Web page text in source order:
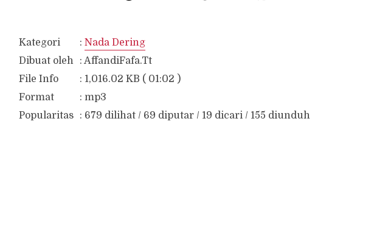
Kategori : Nada Dering
Dibuat oleh
: AffandiFafa.Tt
File Info
: 1,016.02 KB ( 01:02 )
Format
: mp3
Popularitas
: 679 dilihat / 69 diputar / 19 dicari / 155 diunduh